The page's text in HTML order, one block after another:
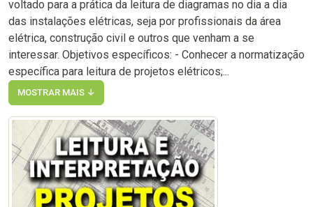
voltado para a prática da leitura de diagramas no dia a dia
das instalações elétricas, seja por profissionais da área
elétrica, construção civil e outros que venham a se
interessar. Objetivos específicos: - Conhecer a normatização
específica para leitura de projetos elétricos;...
MOSTRAR MAIS ↓